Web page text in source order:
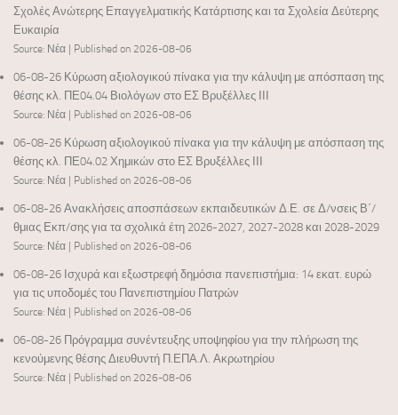
Σχολές Ανώτερης Επαγγελματικής Κατάρτισης και τα Σχολεία Δεύτερης
Ευκαιρία
Source: Νέα Published on 2026-08-06
06-08-26 Κύρωση αξιολογικού πίνακα για την κάλυψη με απόσπαση της
θέσης κλ. ΠΕ04.04 Βιολόγων στο ΕΣ Βρυξέλλες ΙΙΙ
Source: Νέα Published on 2026-08-06
06-08-26 Κύρωση αξιολογικού πίνακα για την κάλυψη με απόσπαση της
θέσης κλ. ΠΕ04.02 Χημικών στο ΕΣ Βρυξέλλες ΙΙΙ
Source: Νέα Published on 2026-08-06
06-08-26 Ανακλήσεις αποσπάσεων εκπαιδευτικών Δ.Ε. σε Δ/νσεις Β΄/
θμιας Εκπ/σης για τα σχολικά έτη 2026-2027, 2027-2028 και 2028-2029
Source: Νέα Published on 2026-08-06
06-08-26 Ισχυρά και εξωστρεφή δημόσια πανεπιστήμια: 14 εκατ. ευρώ
για τις υποδομές του Πανεπιστημίου Πατρών
Source: Νέα Published on 2026-08-06
06-08-26 Πρόγραμμα συνέντευξης υποψηφίου για την πλήρωση της
κενούμενης θέσης Διευθυντή Π.ΕΠΑ.Λ. Ακρωτηρίου
Source: Νέα Published on 2026-08-06